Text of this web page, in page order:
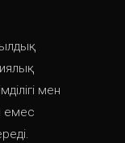
мен
емес